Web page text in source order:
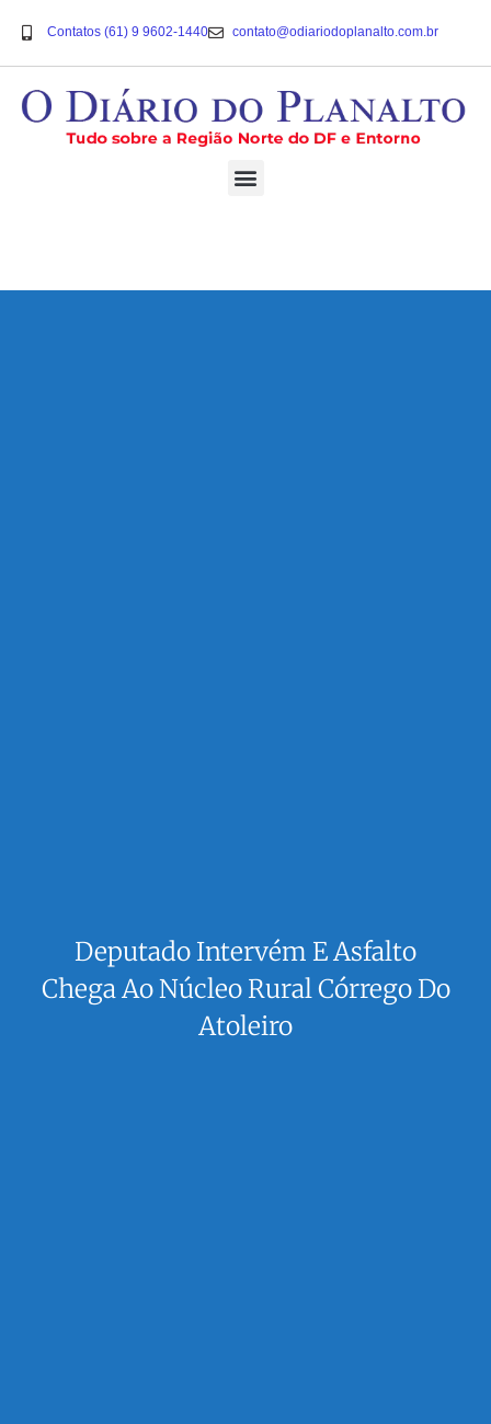
Contatos (61) 9 9602-1440 contato@odiariodoplanalto.com.br
Deputado Intervém E Asfalto
Chega Ao Núcleo Rural Córrego Do
Atoleiro